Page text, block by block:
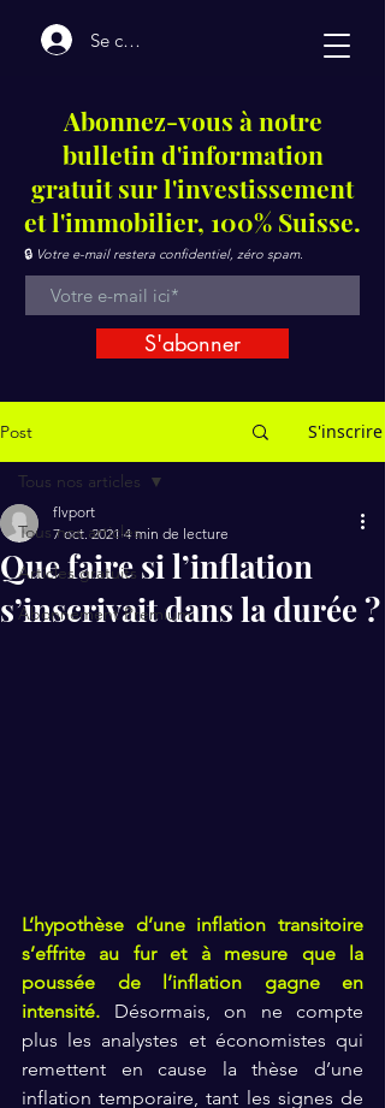
Se connecter
Post S'inscrire
Tous nos articles
Articles gratuits
Abonnement Premium
Tous nos articles
Que faire si l’inflation
s’inscrivait dans la durée ?
flvport
7 oct. 2021 4 min de lecture
L’hypothèse d’une inflation transitoire
s’effrite au fur et à mesure que la
poussée de l’inflation gagne en
intensité. Désormais, on ne compte
plus les analystes et économistes qui
remettent en cause la thèse d’une
inflation temporaire, tant les signes de
Abonnez-vous à notre
bulletin d'information
gratuit sur l'investissement
et l'immobilier, 100% Suisse.
🔒 Votre e-mail restera confidentiel, zéro spam.
S'abonner